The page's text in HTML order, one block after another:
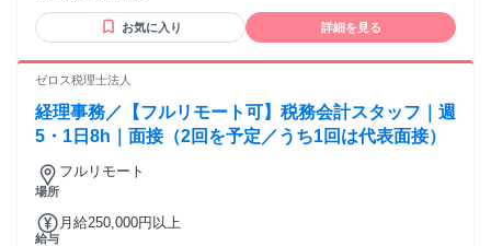
お気に入り 詳細を見る
ゼロス税理士法人
経理事務／【フルリモート可】税務会計スタッフ｜週
5・1日8h｜面接（2回を予定／うち1回は代表面接）
場所
フルリモート
給与
月給250,000円以上